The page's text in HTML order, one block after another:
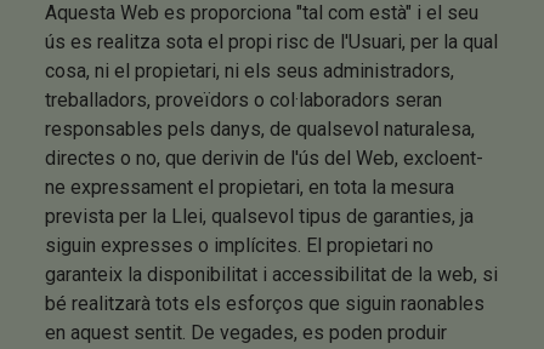
Aquesta Web es proporciona "tal com està" i el seu
ús es realitza sota el propi risc de l'Usuari, per la qual
cosa, ni el propietari, ni els seus administradors,
treballadors, proveïdors o col·laboradors seran
responsables pels danys, de qualsevol naturalesa,
directes o no, que derivin de l'ús del Web, excloent-
ne expressament el propietari, en tota la mesura
prevista per la Llei, qualsevol tipus de garanties, ja
siguin expresses o implícites. El propietari no
garanteix la disponibilitat i accessibilitat de la web, si
bé realitzarà tots els esforços que siguin raonables
en aquest sentit. De vegades, es poden produir